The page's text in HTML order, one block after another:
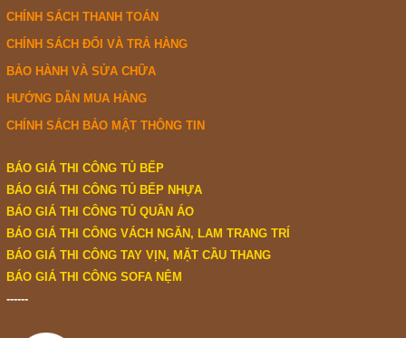
CHÍNH SÁCH THANH TOÁN
CHÍNH SÁCH ĐỔI VÀ TRẢ HÀNG
BẢO HÀNH VÀ SỬA CHỮA
HƯỚNG DẪN MUA HÀNG
CHÍNH SÁCH BẢO MẬT THÔNG TIN
BÁO GIÁ THI CÔNG TỦ BẾP
BÁO GIÁ THI CÔNG TỦ BẾP NHỰA
BÁO GIÁ THI CÔNG TỦ QUẦN ÁO
BÁO GIÁ THI CÔNG VÁCH NGĂN, LAM TRANG TRÍ
BÁO GIÁ THI CÔNG TAY VỊN, MẶT CẦU THANG
BÁO GIÁ THI CÔNG SOFA NỆM
------